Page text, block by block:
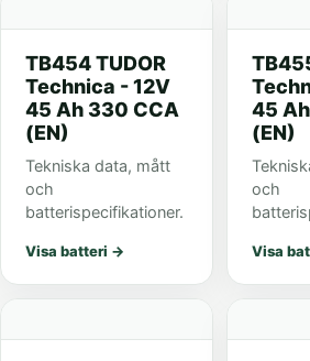
TB454 TUDOR
Technica - 12V
45 Ah 330 CCA
(EN)
Tekniska data, mått
och
batterispecifikationer.
Visa batteri →
45
(EN)
och
Visa